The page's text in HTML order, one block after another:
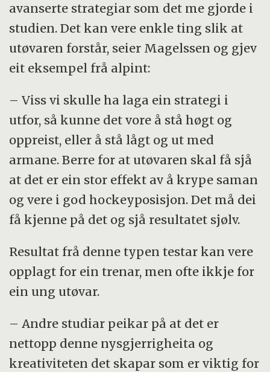
avanserte strategiar som det me gjorde i
studien. Det kan vere enkle ting slik at
utøvaren forstår, seier Magelssen og gjev
eit eksempel frå alpint:
– Viss vi skulle ha laga ein strategi i
utfor, så kunne det vore å stå høgt og
oppreist, eller å stå lågt og ut med
armane. Berre for at utøvaren skal få sjå
at det er ein stor effekt av å krype saman
og vere i god hockeyposisjon. Det må dei
få kjenne på det og sjå resultatet sjølv.
Resultat frå denne typen testar kan vere
opplagt for ein trenar, men ofte ikkje for
ein ung utøvar.
– Andre studiar peikar på at det er
nettopp denne nysgjerrigheita og
kreativiteten det skapar som er viktig for